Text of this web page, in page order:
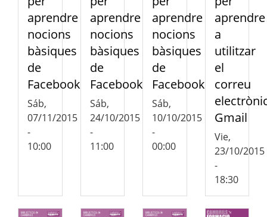
aprendre
nocions
bàsiques
de
Facebook
Sáb,
07/11/2015
-
10:00
aprendre
nocions
bàsiques
de
Facebook
Sáb,
24/10/2015
-
11:00
aprendre
nocions
bàsiques
de
Facebook
Sáb,
10/10/2015
-
00:00
aprendre
a
utilitzar
el
correu
Gmail
Vie,
23/10/2015
-
18:30